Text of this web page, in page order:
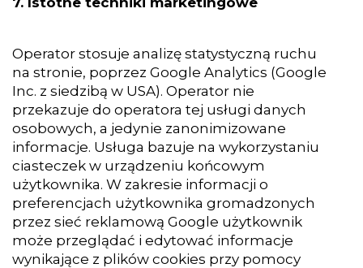
Operator stosuje analizę statystyczną ruchu
na stronie, poprzez Google Analytics (Google
Inc. z siedzibą w USA). Operator nie
przekazuje do operatora tej usługi danych
osobowych, a jedynie zanonimizowane
informacje. Usługa bazuje na wykorzystaniu
ciasteczek w urządzeniu końcowym
użytkownika. W zakresie informacji o
preferencjach użytkownika gromadzonych
przez sieć reklamową Google użytkownik
może przeglądać i edytować informacje
wynikające z plików cookies przy pomocy